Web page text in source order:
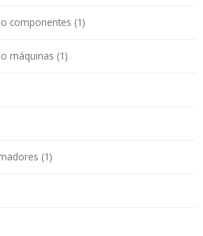
componentes (1)
máquinas (1)
(1)